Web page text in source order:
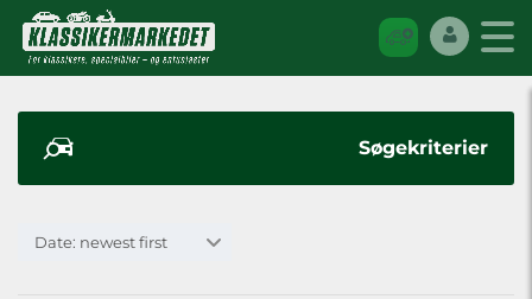
Søgekriterier
Date: newest first